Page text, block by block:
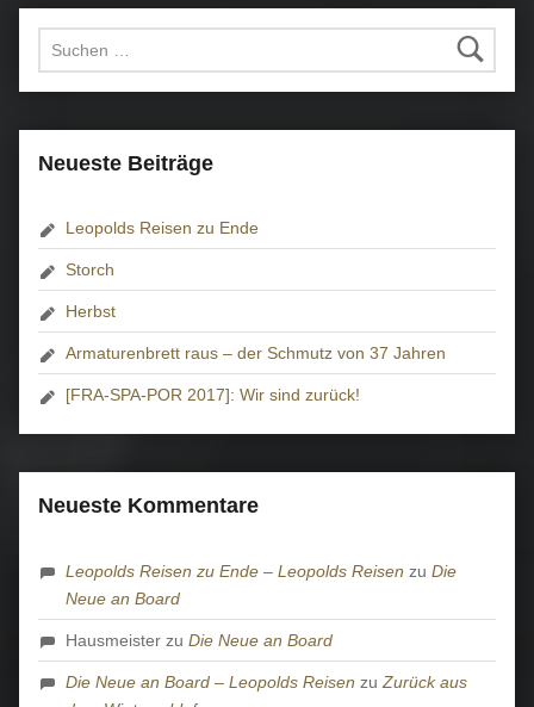
Suchen nach:
Neueste Beiträge
Leopolds Reisen zu Ende
Storch
Herbst
Armaturenbrett raus – der Schmutz von 37 Jahren
[FRA-SPA-POR 2017]: Wir sind zurück!
Neueste Kommentare
Leopolds Reisen zu Ende – Leopolds Reisen zuDie
Neue an Board
Hausmeister zuDie Neue an Board
Die Neue an Board – Leopolds Reisen zuZurück aus